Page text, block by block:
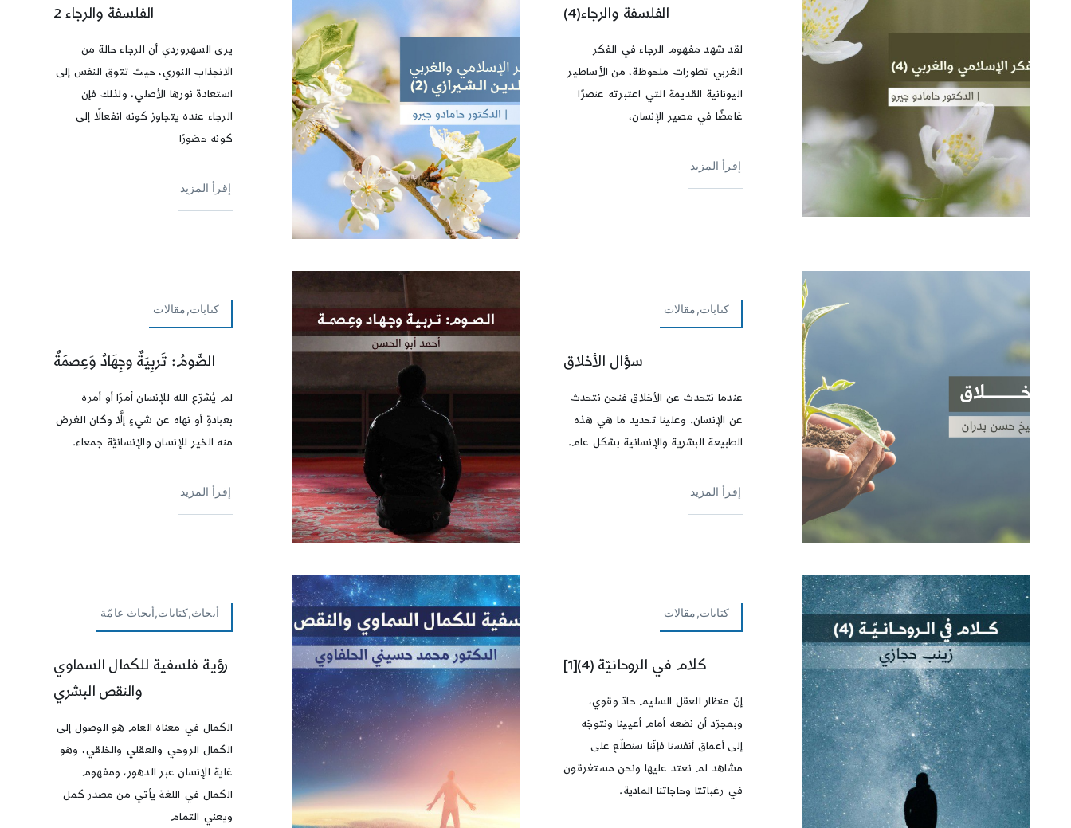
الفلسفة والرجاء(4)
لقد شهد مفهوم الرجاء في الفكر
الغربي تطورات ملحوظة، من الأساطير
اليونانية القديمة التي اعتبرته عنصرًا
غامضًا في مصير الإنسان،
إقرأ المزيد
الفلسفة والرجاء 2
يرى السهروردي أن الرجاء حالة من
الانجذاب النوري، حيث تتوق النفس إلى
استعادة نورها الأصلي، ولذلك فإن
الرجاء عنده يتجاوز كونه انفعالًا إلى
كونه حضورًا
إقرأ المزيد
كتابات,مقالات
سؤال الأخلاق
عندما نتحدث عن الأخلاق فنحن نتحدث
عن الإنسان. وعلينا تحديد ما هي هذه
الطبيعة البشرية والإنسانية بشكل عام.
إقرأ المزيد
كتابات,مقالات
الصَّومُ: تَربِيَةٌ وجِهَادٌ وَعِصمَةٌ
لم يُشرّع الله للإنسان أمرًا أو أمره
بعبادةٍ أو نهاه عن شيءٍ إلَّا وكان الغرض
منه الخير للإنسان والإنسانيَّة جمعاء.
إقرأ المزيد
كتابات,مقالات
كلام في الروحانيّة (4)[1]
إنّ منظار العقل السلیم حادّ وقوي،
وبمجرّد أن نضعه أمام أعیینا ونتوجّه
إلى أعماق أنفسنا فإنّنا سنطلّع على
مشاهد لم نعتد علیها ونحن مستغرقون
في رغباتتا وحاجاتنا المادیة.
أبحاث,كتابات,أبحاث عامّة
رؤية فلسفية للكمال السماوي
والنقص البشري
الكمال في معناه العام هو الوصول إلى
الكمال الروحي والعقلي والخلقي، وهو
غاية الإنسان عبر الدهور، ومفهوم
الكمال في اللغة يأتي من مصدر كمل
ويعني التمام